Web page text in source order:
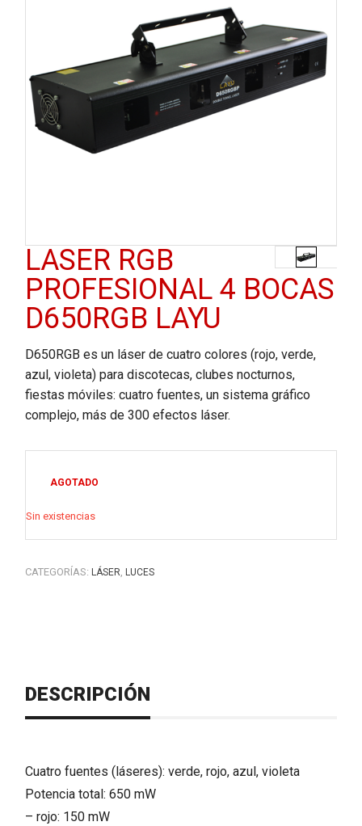
LASER RGB
PROFESIONAL 4 BOCAS
D650RGB LAYU
D650RGB es un láser de cuatro colores (rojo, verde,
azul, violeta) para discotecas, clubes nocturnos,
fiestas móviles: cuatro fuentes, un sistema gráfico
complejo, más de 300 efectos láser.
AGOTADO
Sin existencias
CATEGORÍAS: LÁSER, LUCES
DESCRIPCIÓN
Cuatro fuentes (láseres): verde, rojo, azul, violeta
Potencia total: 650 mW
– rojo: 150 mW